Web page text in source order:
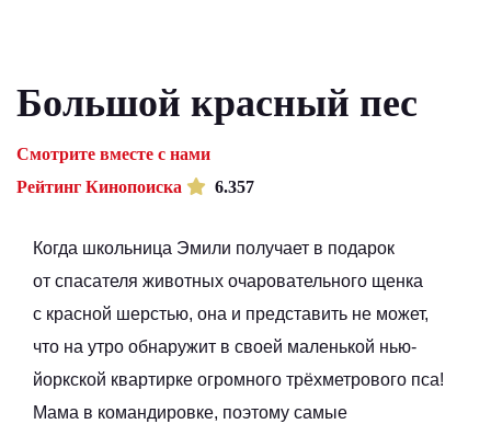
Большой красный пес
Смотрите вместе с нами
Рейтинг Кинопоиска
6.357
Когда школьница Эмили получает в подарок
от спасателя животных очаровательного щенка
с красной шерстью, она и представить не может,
что на утро обнаружит в своей маленькой нью-
йоркской квартирке огромного трёхметрового пса!
Мама в командировке, поэтому самые